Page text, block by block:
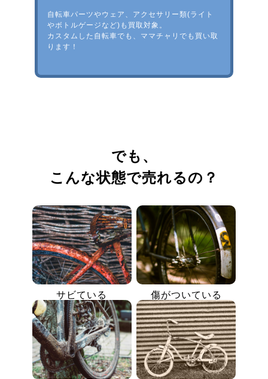
自転車パーツやウェア、アクセサリー類(ライト
やボトルゲージなど)も買取対象。
カスタムした自転車でも、ママチャリでも買い取
ります！
でも、
こんな状態で売れるの？
サビている 傷がついている